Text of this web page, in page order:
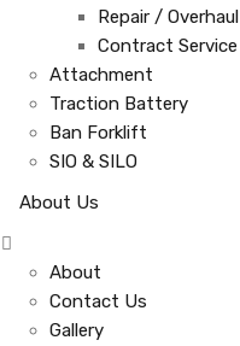
Repair / Overhaul
Contract Service
Attachment
Traction Battery
Ban Forklift
SIO & SILO
About Us
About
Contact Us
Gallery